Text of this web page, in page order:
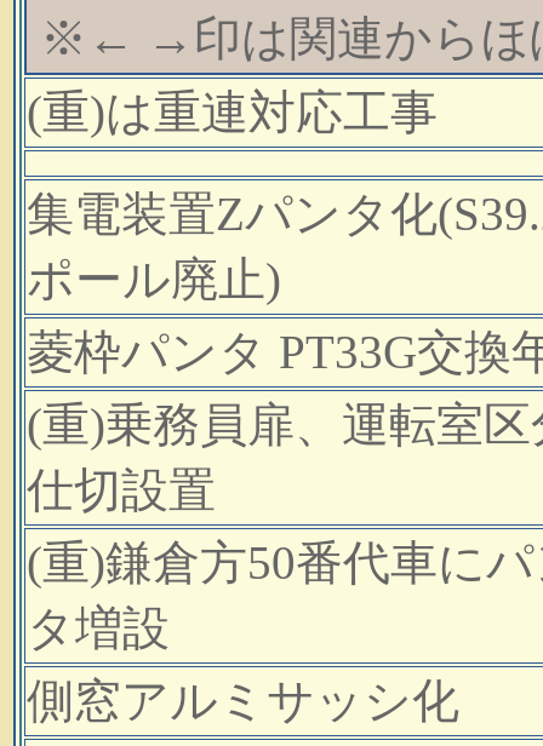
※← →印は関連からほ
(重)は重連対応工事
集電装置Zパンタ化
ポール廃止)
菱枠パンタ PT33G交換
(重)乗務員扉、運転室区
仕切設置
(重)鎌倉方50番代車に
タ増設
側窓アルミサッシ化